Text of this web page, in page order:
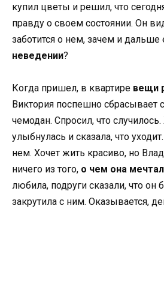
купил цветы и решил, что
правду о своем состоянии. Он
заботится о нем, зачем и дальше
неведении?
Когда пришел, в квартире вещи
Виктория поспешно сбрасывает
чемодан. Спросил, что
улыбнулась и сказала, что
нем. Хочет жить красиво, но
ничего из того, о чем она
любила, подруги сказали, что он
закрутила с ним. Оказывается,